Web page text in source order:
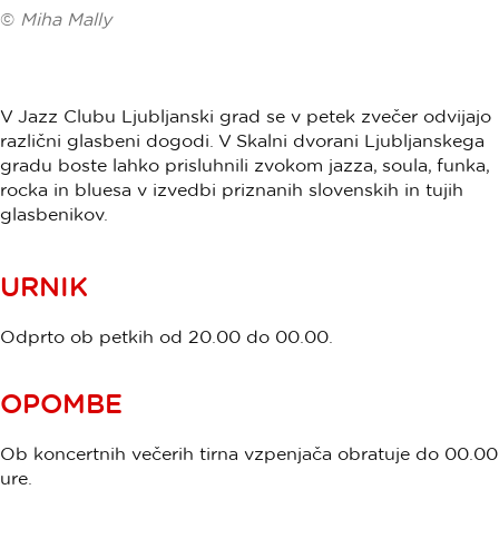
© Miha Mally
V Jazz Clubu Ljubljanski grad se v petek zvečer odvijajo
različni glasbeni dogodi. V Skalni dvorani Ljubljanskega
gradu boste lahko prisluhnili zvokom jazza, soula, funka,
rocka in bluesa v izvedbi priznanih slovenskih in tujih
glasbenikov.
URNIK
Odprto ob petkih od 20.00 do 00.00.
OPOMBE
Ob koncertnih večerih tirna vzpenjača obratuje do 00.00
ure.